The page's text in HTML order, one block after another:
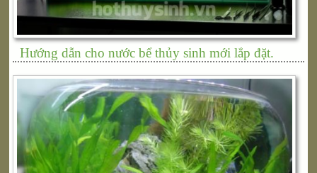
Hướng dẫn cho nước bể thủy sinh mới lắp đặt.